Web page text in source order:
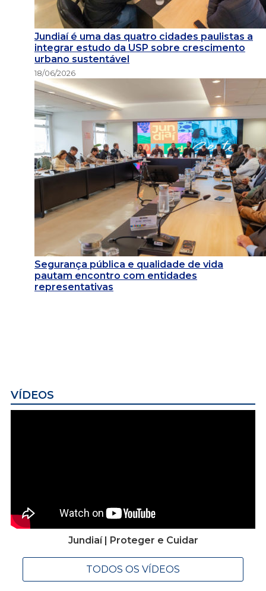
Jundiaí é uma das quatro cidades paulistas a
integrar estudo da USP sobre crescimento
urbano sustentável
18/06/2026
Segurança pública e qualidade de vida
pautam encontro com entidades
representativas
VÍDEOS
Jundiaí | Proteger e Cuidar
TODOS OS VÍDEOS